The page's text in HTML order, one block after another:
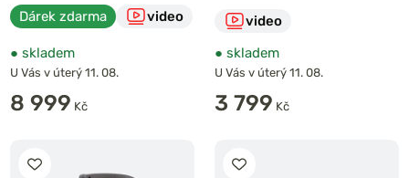
Dárek zdarma video
● skladem
U Vás v úterý 11. 08.
8 999 Kč
video
● skladem
U Vás v úterý 11. 08.
3 799 Kč